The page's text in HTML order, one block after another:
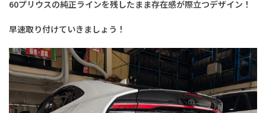
60プリウスの純正ラインを残したまま存在感が際立つデザイン！
早速取り付けていきましょう！